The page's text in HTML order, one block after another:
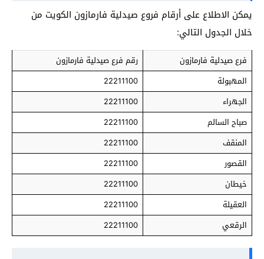
يمكن الاطلاع على أرقام فروع صيدلية فارمازون الكويت من
خلال الجدول التالي:
فرع صيدلية فارمازون
رقم فرع صيدلية فارمازون
المهبولة
22211100
الجهراء
22211100
صباح السالم
22211100
المنقف
22211100
القصور
22211100
خيطان
22211100
العقيلة
22211100
الرقعي
22211100